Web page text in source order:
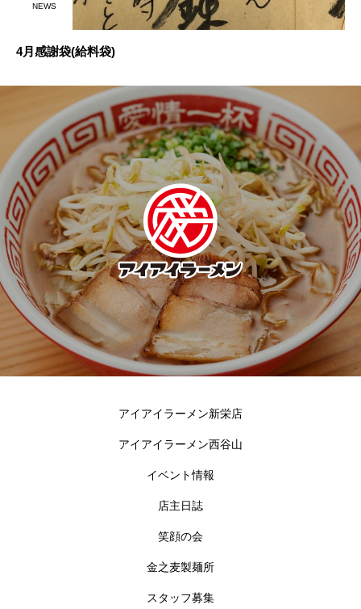
NEWS
4月感謝袋(給料袋)
アイアイラーメン新栄店
アイアイラーメン西谷山
イベント情報
店主日誌
笑顔の会
金之麦製麺所
スタッフ募集